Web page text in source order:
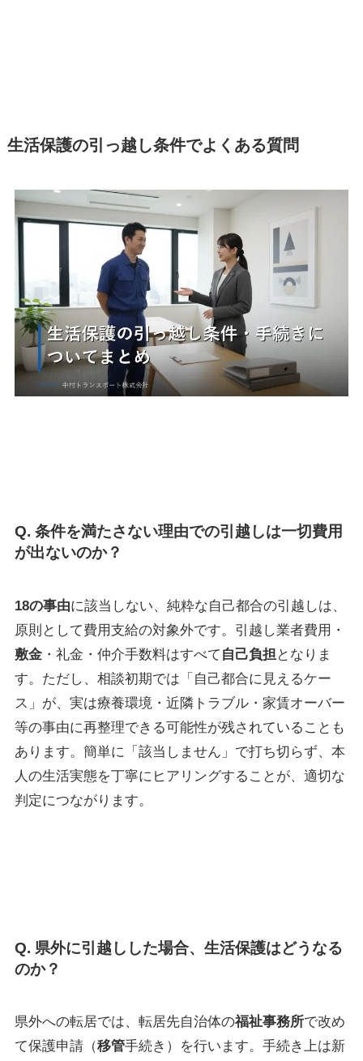
生活保護の引っ越し条件でよくある質問
Q. 条件を満たさない理由での引越しは一切費用
が出ないのか？
18の事由に該当しない、純粋な自己都合の引越しは、
原則として費用支給の対象外です。引越し業者費用・
敷金・礼金・仲介手数料はすべて 自己負担 となりま
す。ただし、相談初期では「自己都合に見えるケー
ス」が、実は療養環境・近隣トラブル・家賃オーバー
等の事由に再整理できる可能性が残されていることも
あります。簡単に「該当しません」で打ち切らず、本
人の生活実態を丁寧にヒアリングすることが、適切な
判定につながります。
Q. 県外に引越しした場合、生活保護はどうなる
のか？
県外への転居では、転居先自治体の福祉事務所で改め
て保護申請（移管手続き）を行います。手続き上は新